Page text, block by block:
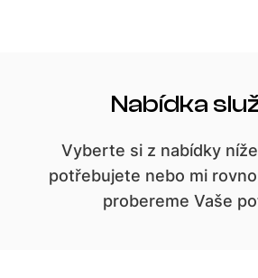
Nabídka
Vyberte si z nabídky
potřebujete nebo mi
probereme Vaše